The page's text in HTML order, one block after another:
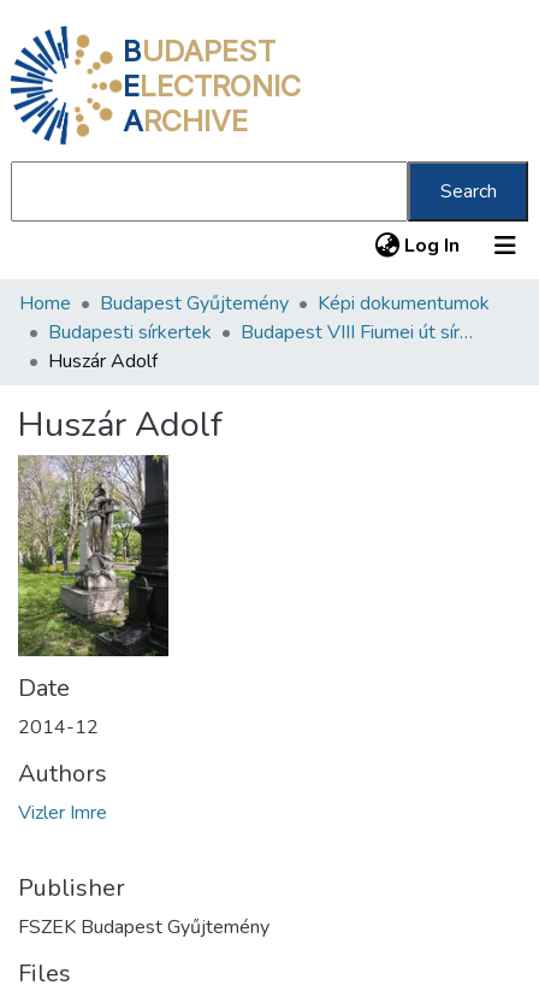
BUDAPEST
ELECTRONIC
ARCHIVE
Search
Log In (current)
Communities & Collections
All of DSpace
About us
Home Budapest Gyűjtemény
Képi dokumentumok
Budapesti sírkertek
Budapest VIII Fiumei út sírkert 2. rész
Huszár Adolf
Huszár Adolf
Date
2014-12
Authors
Vizler Imre
Publisher
FSZEK Budapest Gyűjtemény
Files